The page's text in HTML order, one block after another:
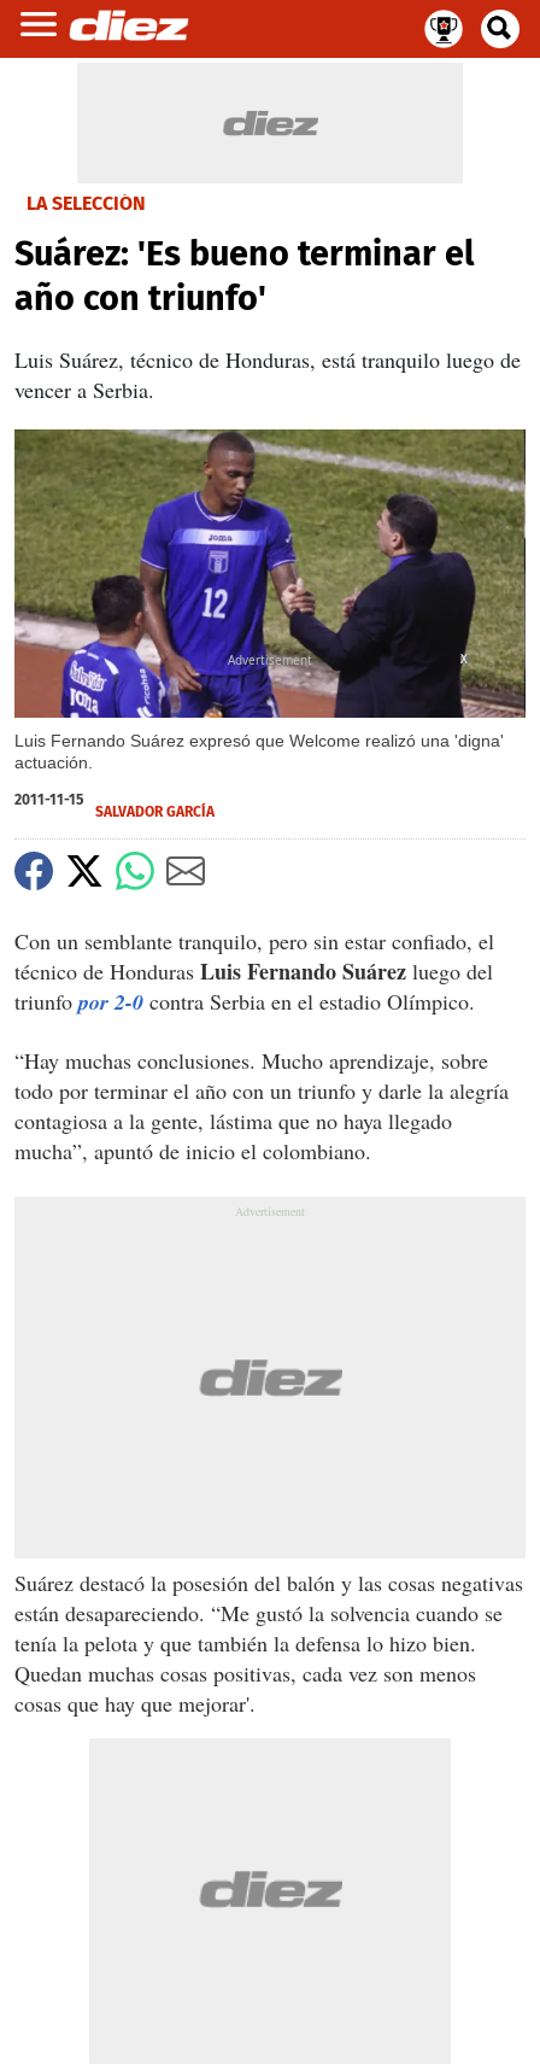
LA SELECCIÓN
Suárez: 'Es bueno terminar el
año con triunfo'
Luis Suárez, técnico de Honduras, está tranquilo luego de
vencer a Serbia.
Luis Fernando Suárez expresó que Welcome realizó una 'digna'
actuación.
X
2011-11-15
SALVADOR GARCÍ­A
Con un semblante tranquilo, pero sin estar confiado, el
técnico de Honduras Luis Fernando Suárez luego del
triunfopor 2-0 contra Serbia en el estadio Olímpico.
“Hay muchas conclusiones. Mucho aprendizaje, sobre
todo por terminar el año con un triunfo y darle la alegría
contagiosa a la gente, lástima que no haya llegado
mucha”, apuntó de inicio el colombiano.
Suárez destacó la posesión del balón y las cosas negativas
están desapareciendo. “Me gustó la solvencia cuando se
tenía la pelota y que también la defensa lo hizo bien.
Quedan muchas cosas positivas, cada vez son menos
cosas que hay que mejorar'.